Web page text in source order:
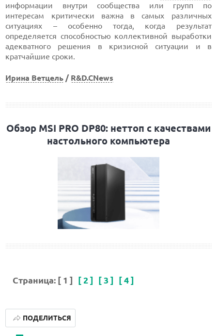
информации внутри сообщества или групп по
интересам критически важна в самых различных
ситуациях – особенно тогда, когда результат
определяется способностью коллективной выработки
адекватного решения в кризисной ситуации и в
кратчайшие сроки.
Ирина Ветцель / R&D.CNews
Обзор MSI PRO DP80: неттоп с качествами
настольного компьютера
Страница: [ 1 ] [ 2 ] [ 3 ] [ 4 ]
ПОДЕЛИТЬСЯ